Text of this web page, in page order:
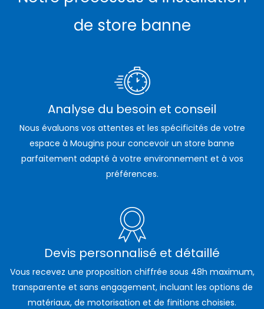
de store banne
Analyse du besoin et conseil
Nous évaluons vos attentes et les spécificités de votre
espace à Mougins pour concevoir un store banne
parfaitement adapté à votre environnement et à vos
préférences.
Devis personnalisé et détaillé
Vous recevez une proposition chiffrée sous 48h maximum,
transparente et sans engagement, incluant les options de
matériaux, de motorisation et de finitions choisies.